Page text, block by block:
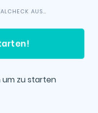
AUS…
um zu starten